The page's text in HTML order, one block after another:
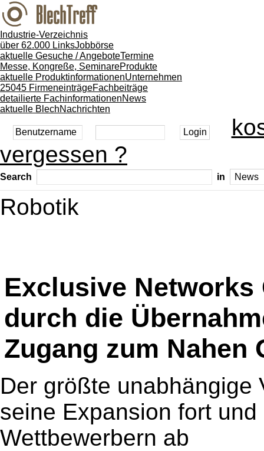
Industrie-Verzeichnis
über 62.000 LinksJobbörse
aktuelle Gesuche / AngeboteTermine
Messe, Kongreße, SeminareProdukte
aktuelle ProduktinformationenUnternehmen
25045 FirmeneinträgeFachbeiträge
detailierte FachinformationenNews
aktuelle BlechNachrichten
vergessen ?
Search in
Robotik
Exclusive
durch die
Zugang zum Nahen
Der größte unabhängige
seine Expansion fort
Wettbewerbern ab